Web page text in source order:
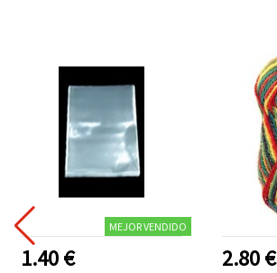
MEJOR VENDIDO
1.40 € 2.80 €